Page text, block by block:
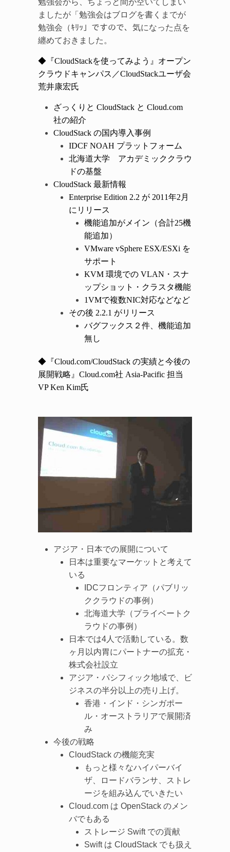
勉強会から、ちょっと間が空いてしまい
ましたが「勉強会はブログを書くまでが
勉強会（ｷﾘｯ」ですので、気になった点を
纏めておきました。
◆『CloudStackを使ってみよう』オープン
クラウドキャンパス／CloudStackユーザ会
荒井康宏氏
ざっくりと CloudStack と Cloud.com
社の紹介
CloudStack の国内導入事例
IDCF NOAH プラットフォーム
北海道大学 アカデミッククラウ
ドの基盤
CloudStack 最新情報
Enterprise Edition 2.2 が 2011年2月
にリリース
機能追加がメイン（合計25機
能追加）
VMware vSphere ESX/ESXi を
サポート
KVM 環境での VLAN・スナ
ップショット・クラスタ機能
1VMで複数NIC対応などなど
その後 2.2.1 がリリース
バグフックス２件、機能追加
無し
◆『Cloud.com/CloudStack の実績と今後の
展開戦略』Cloud.com社 Asia-Pacific 担当
VP Ken Kim氏
アジア・日本での展開について
日本は重要なマーケットと考えて
いる
IDCフロンティア（パブリッ
ククラウドの事例）
北海道大学（プライベートク
ラウドの事例）
日本では4人で活動している。数
ヶ月以内胃にパートナーの拡充・
株式会社設立
アジア・パシフィック地域で、ビ
ジネスの半分以上の売り上げ。
香港・インド・シンガポー
ル・オーストラリアで展開済
み
今後の戦略
CloudStack の機能充実
もっと様々なハイパーバイ
ザ、ロードバランサ、ストレ
ージを組み込んでいきたい
Cloud.com は OpenStack のメン
バでもある
ストレージ Swift での貢献
Swift は CloudStack でも扱え